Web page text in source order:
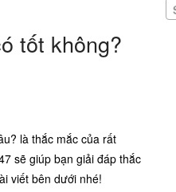
tốt không?
là thắc mắc của rất
sẽ giúp bạn giải đáp thắc
viết bên dưới nhé!